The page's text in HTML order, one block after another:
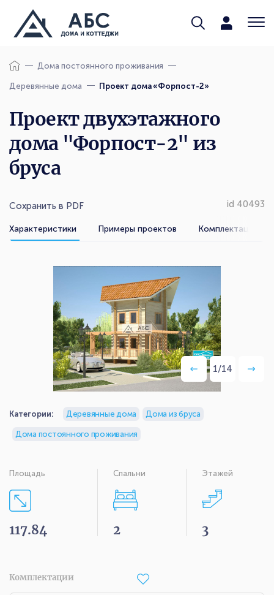
Дома постоянного проживания
Деревянные дома Проект дома «Форпост-2»
Проект двухэтажного
дома "Форпост-2" из
бруса
Сохранить в PDF id 40493
Характеристики Примеры проектов Комплектации
Категории: Деревянные дома Дома из бруса
Дома постоянного проживания
1/14
Площадь
117.84
Спальни
2
Этажей
3
Комплектации